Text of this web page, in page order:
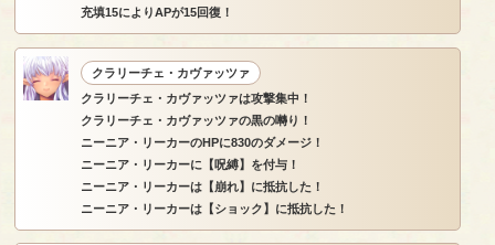
充填15によりAPが15回復！
クラリーチェ・カヴァッツァ
クラリーチェ・カヴァッツァは攻撃集中！
クラリーチェ・カヴァッツァの黒の囀り！
ニーニア・リーカーのHPに830のダメージ！
ニーニア・リーカーに【呪縛】を付与！
ニーニア・リーカーは【崩れ】に抵抗した！
ニーニア・リーカーは【ショック】に抵抗した！